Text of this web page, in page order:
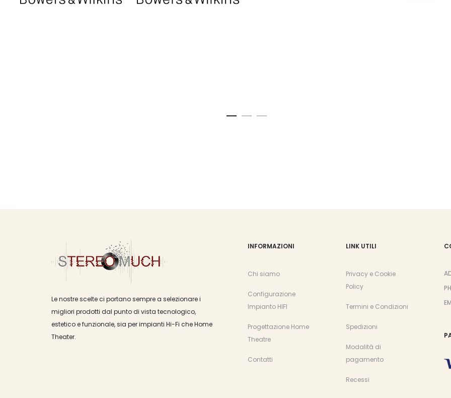
Le nostre scelte ci portano sempre a selezionare i
migliori prodotti dal punto di vista tecnologico,
estetico e funzionale, sia per impianti Hi-Fi che Home
Theater.
INFORMAZIONI
Chi siamo
Configurazione
Impianto HIFI
Progettazione Home
Theatre
Contatti
LINK UTILI
Privacy e Cookie
Policy
Termini e Condizioni
Spedizioni
Modalità di
pagamento
Recessi